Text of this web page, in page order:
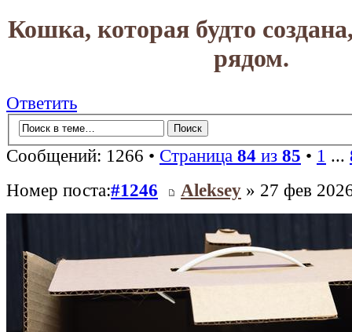
Кошка, которая будто
рядом.
Ответить
Сообщений: 1266 • Страница 84 из 85 • 1 ...
Номер поста:#1246 Aleksey » 27 фев